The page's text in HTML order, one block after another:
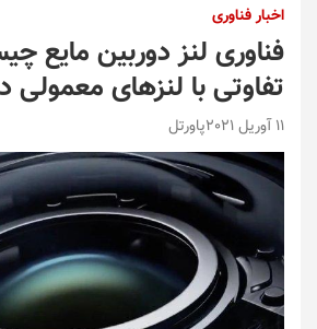
اخبار فناوری
فناوری لنز دوربین مایع
تفاوتی با لنزهای معمولی
11 آوریل 2021 پاورتل